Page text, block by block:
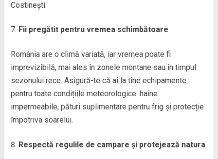
Costinești.
Fii pregătit pentru vremea schimbătoare
România are o climă variată, iar vremea poate fi
imprevizibilă, mai ales în zonele montane sau în timpul
sezonului rece. Asigură-te că ai la tine echipamente
pentru toate condițiile meteorologice: haine
impermeabile, pături suplimentare pentru frig și protecție
împotriva soarelui.
Respectă regulile de campare și protejează natura